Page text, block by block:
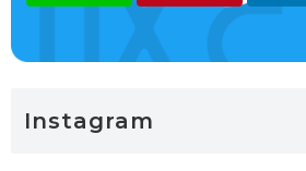
Instagram